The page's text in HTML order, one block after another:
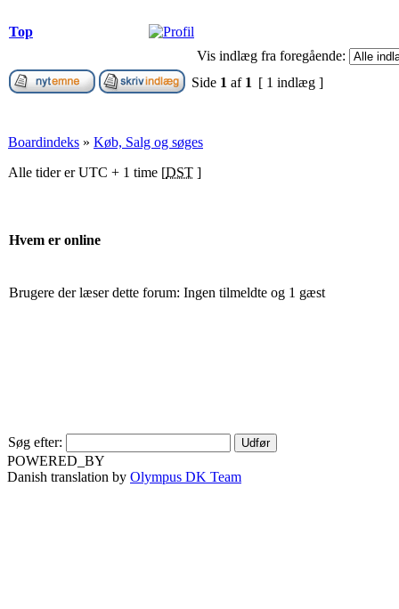
Top
Vis indlæg fra foregående:
Side 1 af 1 [ 1 indlæg ]
Boardindeks » Køb, Salg og søges
Alle tider er UTC + 1 time [DST ]
Hvem er online
Brugere der læser dette forum: Ingen tilmeldte og 1 gæst
Søg efter:
POWERED_BY
Danish translation by Olympus DK Team